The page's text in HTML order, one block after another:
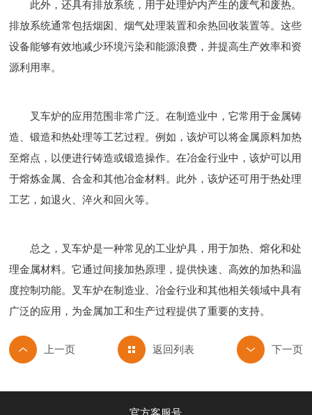
此外，还具有排放系统，用于处理炉内产生的废气和废热。
排放系统通常包括烟囱、烟气处理装置和余热回收装置等。这些
设备能够有效地减少环境污染和能源浪费，并提高生产效率和资
源利用率。
叉车炉的应用范围非常广泛。在制造业中，它常用于金属铸
造、锻造和热处理等工艺过程。例如，该炉可以将金属原料加热
至熔点，以便进行铸造或锻造操作。在冶金行业中，该炉可以用
于熔炼金属、合金和其他冶金材料。此外，该炉还可用于热处理
工艺，如退火、淬火和回火等。
总之，叉车炉是一种常见的工业炉具，用于加热、熔化和处
理金属材料。它通过间接加热原理，提供快速、高效的加热和温
度控制功能。叉车炉在制造业、冶金行业和其他相关领域中具有
广泛的应用，为金属加工和生产过程提供了重要的支持。
返回列表
官方客服号